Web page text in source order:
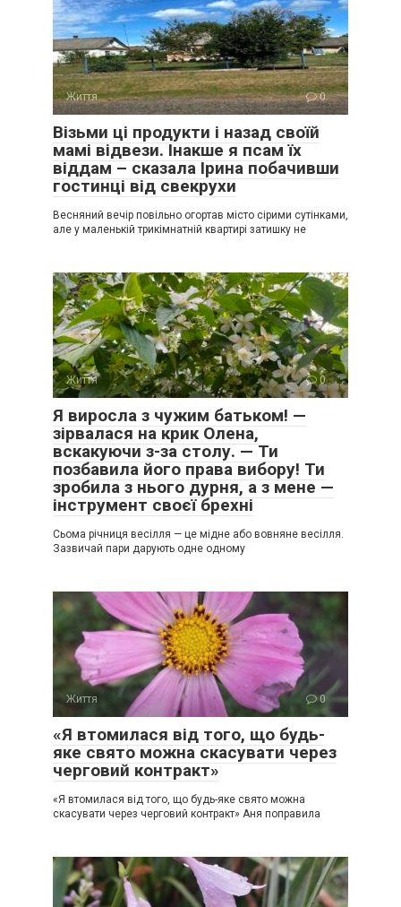
Життя 0
Візьми ці продукти і назад своїй
мамі відвези. Інакше я псам їх
віддам – сказала Ірина побачивши
гостинці від свекрухи
Весняний вечір повільно огортав місто сірими сутінками,
але у маленькій трикімнатній квартирі затишку не
Життя 0
Я виросла з чужим батьком! —
зірвалася на крик Олена,
вскакуючи з-за столу. — Ти
позбавила його права вибору! Ти
зробила з нього дурня, а з мене —
інструмент своєї брехні
Сьома річниця весілля — це мідне або вовняне весілля.
Зазвичай пари дарують одне одному
Життя 0
«Я втомилася від того, що будь-
яке свято можна скасувати через
черговий контракт»
«Я втомилася від того, що будь-яке свято можна
скасувати через черговий контракт» Аня поправила